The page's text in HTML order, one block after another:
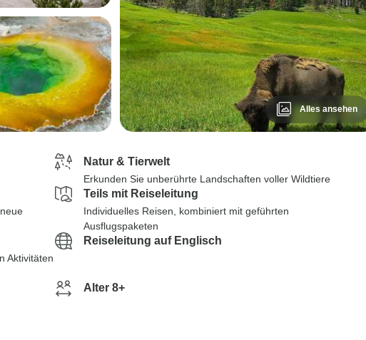
Alles ansehen
Natur & Tierwelt
Erkunden Sie unberührte Landschaften voller Wildtiere
Teils mit Reiseleitung
Individuelles Reisen, kombiniert mit geführten
Ausflugspaketen
Aktivitäten
Reiseleitung auf Englisch
Alter 8+